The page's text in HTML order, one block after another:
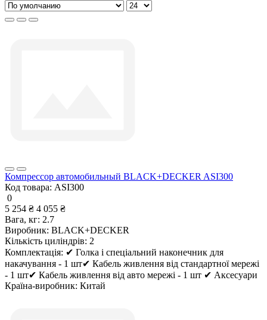
Компрессор автомобильный BLACK+DECKER ASI300
Код товара: ASI300
0
5 254 ₴ 4 055 ₴
Вага, кг: 2.7
Виробник: BLACK+DECKER
Кількість циліндрів: 2
Комплектація: ✔ Голка і спеціальний наконечник для
накачування - 1 шт✔ Кабель живлення від стандартної мережі
- 1 шт✔ Кабель живлення від авто мережі - 1 шт ✔ Аксесуари
Країна-виробник: Китай